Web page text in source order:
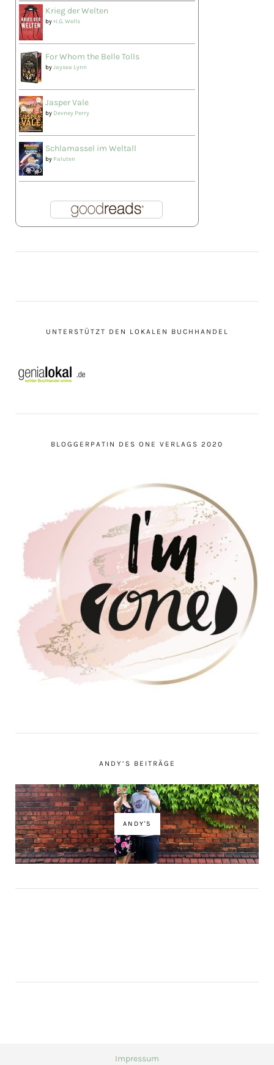
Krieg der Welten
by H.G. Wells
For Whom the Belle Tolls
byJaysea Lynn
Jasper Vale
by Devney Perry
Schlamassel im Weltall
by Paluten
UNTERSTÜTZT DEN LOKALEN BUCHHANDEL
BLOGGERPATIN DES ONE VERLAGS 2020
ANDY’S BEITRÄGE
ANDY'S
Impressum